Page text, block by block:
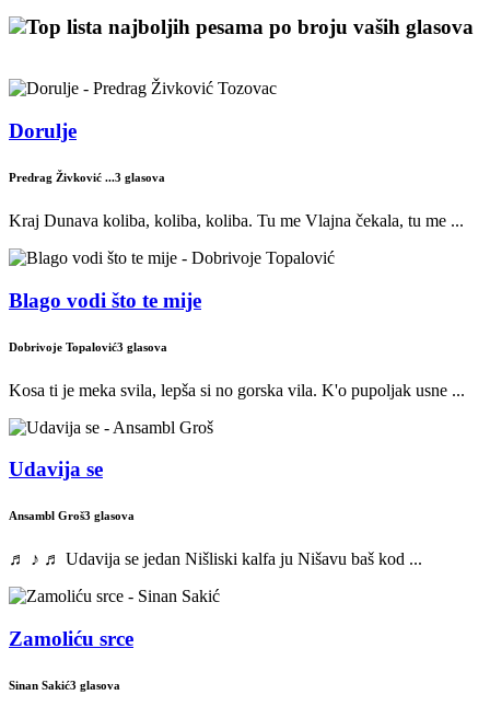
Top lista najboljih pesama po broju vaših glasova
Dorulje
Predrag Živković ...3 glasova
Kraj Dunava koliba, koliba, koliba. Tu me Vlajna čekala, tu me ...
Blago vodi što te mije
Dobrivoje Topalović3 glasova
Kosa ti je meka svila, lepša si no gorska vila. K'o pupoljak usne ...
Udavija se
Ansambl Groš3 glasova
♬ ♪ ♬ Udavija se jedan Nišliski kalfa ju Nišavu baš kod ...
Zamoliću srce
Sinan Sakić3 glasova